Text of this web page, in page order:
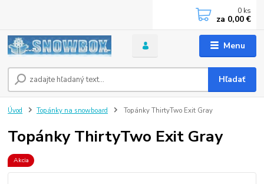
Menu
Hľadať
0 ks
za 0,00 €
Úvod Topánky na snowboard Topánky ThirtyTwo Exit Gray
Topánky ThirtyTwo Exit Gray
Akcia